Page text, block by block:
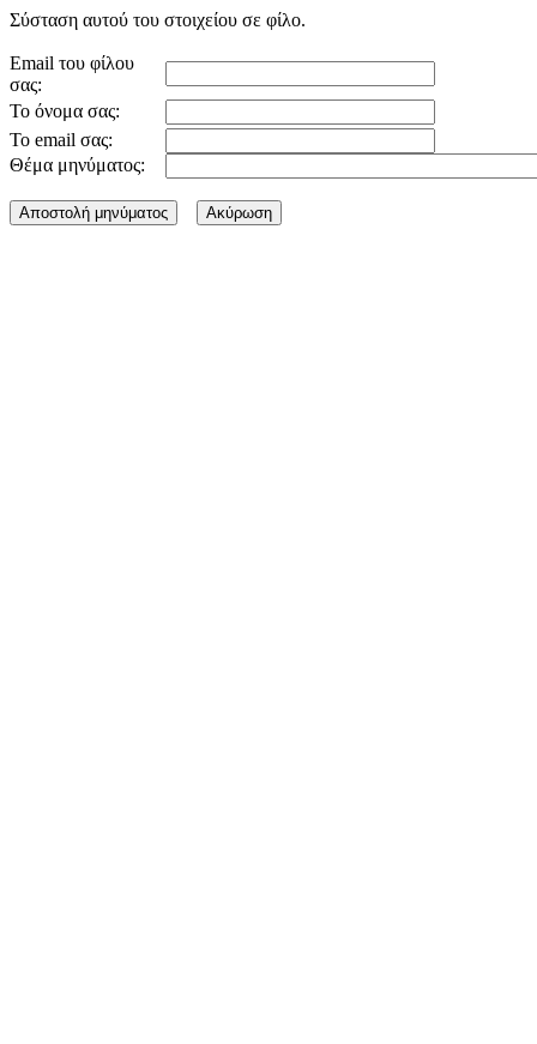
Σύσταση αυτού του στοιχείου σε φίλο.
Email του φίλου
σας:
Το όνομα σας:
Το email σας:
Θέμα μηνύματος: